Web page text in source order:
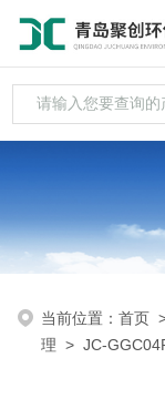
当前位置：首页
理 > JC-